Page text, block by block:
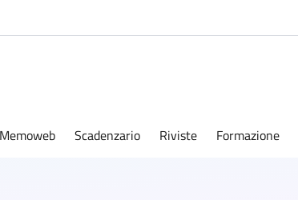
Memoweb Scadenzario Riviste Formazione